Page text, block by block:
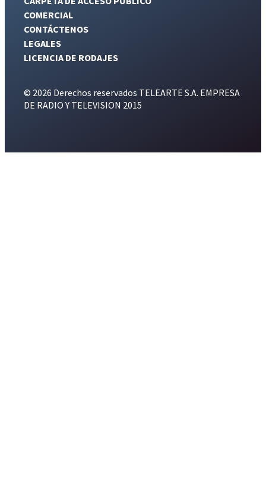
COMERCIAL
CONTÁCTENOS
LEGALES
LICENCIA DE RODAJES
© 2026 Derechos reservados TELEARTE S.A. EMPRESA
DE RADIO Y TELEVISION 2015